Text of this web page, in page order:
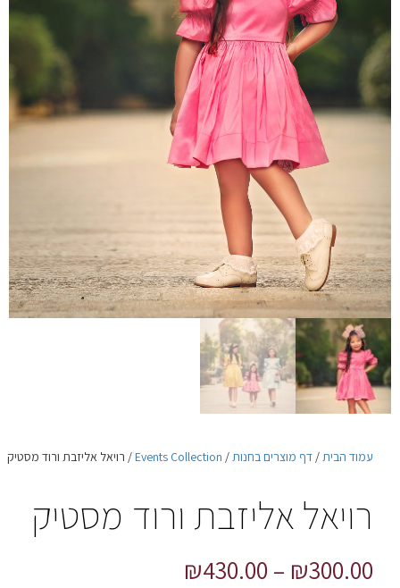
עמוד הבית/ דף מוצרים בחנות/
Events Collection / רויאל אליזבת ורוד מסטיק
רויאל אליזבת ורוד מסטיק
₪300.00
–
₪430.00